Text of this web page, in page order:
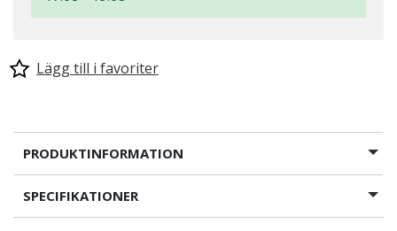
Lägg till i favoriter
PRODUKTINFORMATION
SPECIFIKATIONER